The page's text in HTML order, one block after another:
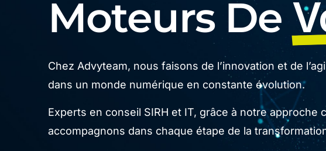
Moteurs De
Chez Advyteam, nous faisons de l’innovation et de
dans un monde numérique en constante évolution.
Experts en conseil SIRH et IT, grâce à notre approche
accompagnons dans chaque étape de la